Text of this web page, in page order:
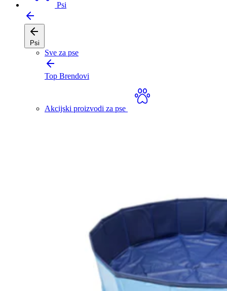
Psi
Psi
Sve za pse
Top Brendovi
Akcijski proizvodi za pse